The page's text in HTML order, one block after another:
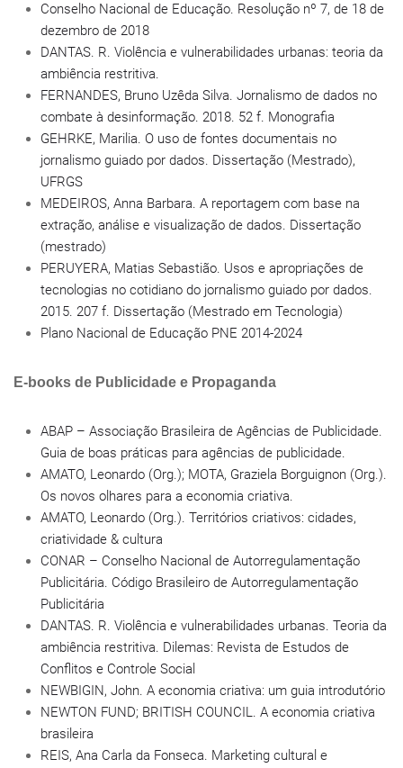
Conselho Nacional de Educação. Resolução nº 7, de 18 de
dezembro de 2018
DANTAS. R. Violência e vulnerabilidades urbanas: teoria da
ambiência restritiva.
FERNANDES, Bruno Uzêda Silva. Jornalismo de dados no
combate à desinformação. 2018. 52 f. Monografia
GEHRKE, Marilia. O uso de fontes documentais no
jornalismo guiado por dados. Dissertação (Mestrado),
UFRGS
MEDEIROS, Anna Barbara. A reportagem com base na
extração, análise e visualização de dados. Dissertação
(mestrado)
PERUYERA, Matias Sebastião. Usos e apropriações de
tecnologias no cotidiano do jornalismo guiado por dados.
2015. 207 f. Dissertação (Mestrado em Tecnologia)
Plano Nacional de Educação PNE 2014-2024
E-books de Publicidade e Propaganda
ABAP – Associação Brasileira de Agências de Publicidade.
Guia de boas práticas para agências de publicidade.
AMATO, Leonardo (Org.); MOTA, Graziela Borguignon (Org.).
Os novos olhares para a economia criativa.
AMATO, Leonardo (Org.). Territórios criativos: cidades,
criatividade & cultura
CONAR – Conselho Nacional de Autorregulamentação
Publicitária. Código Brasileiro de Autorregulamentação
Publicitária
DANTAS. R. Violência e vulnerabilidades urbanas. Teoria da
ambiência restritiva. Dilemas: Revista de Estudos de
Conflitos e Controle Social
NEWBIGIN, John. A economia criativa: um guia introdutório
NEWTON FUND; BRITISH COUNCIL. A economia criativa
brasileira
REIS, Ana Carla da Fonseca. Marketing cultural e